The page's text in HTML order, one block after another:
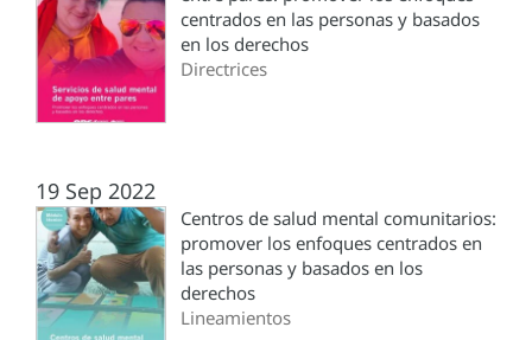
centrados en las personas y basados
en los derechos
Directrices
19 Sep 2022
Centros de salud mental comunitarios:
promover los enfoques centrados en
las personas y basados en los
derechos
Lineamientos